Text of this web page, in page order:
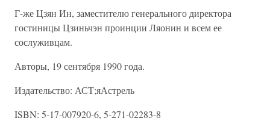
Г-же Цзян Ин, заместителю генерального директора
гостиницы Цзиньчэн проинции Ляонин и всем ее
сослуживцам.
Авторы, 19 сентября 1990 года.
Издательство: АСТ;яАстрель
ISBN: 5-17-007920-6, 5-271-02283-8